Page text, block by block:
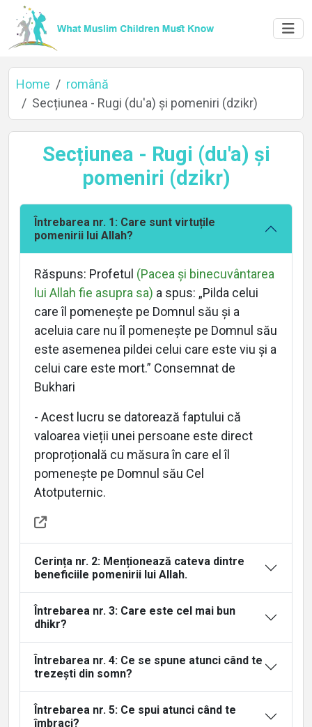
Home
About
Languages
Home
română
Secțiunea - Rugi (du'a) și pomeniri (dzikr)
Secțiunea - Rugi (du'a) și
pomeniri (dzikr)
Întrebarea nr. 1: Care sunt virtuțile
pomenirii lui Allah?
Răspuns: Profetul (Pacea și binecuvântarea
lui Allah fie asupra sa) a spus: „Pilda celui
care îl pomenește pe Domnul său și a
aceluia care nu îl pomenește pe Domnul său
este asemenea pildei celui care este viu și a
celui care este mort.” Consemnat de
Bukhari
- Acest lucru se datorează faptului că
valoarea vieții unei persoane este direct
proproțională cu măsura în care el îl
pomenește pe Domnul său Cel
Atotputernic.
Cerința nr. 2: Menționează cateva dintre
beneficiile pomenirii lui Allah.
Întrebarea nr. 3: Care este cel mai bun
dhikr?
Întrebarea nr. 4: Ce se spune atunci când te
trezești din somn?
Întrebarea nr. 5: Ce spui atunci când te
îmbraci?